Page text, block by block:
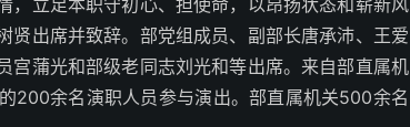
，立足本职守初心、担使命，以昂扬状态和崭新风
出席并致辞。部党组成员、副部长唐承沛、王爱
宫蒲光和部级老同志刘光和等出席。来自部直属机
200余名演职人员参与演出。部直属机关500余名